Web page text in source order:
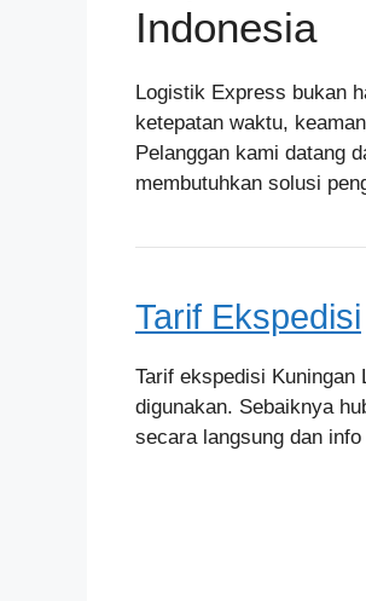
Indonesia
Logistik Express bukan
ketepatan waktu,
Pelanggan kami datang
membutuhkan solusi
Tarif Ekspedisi
Tarif ekspedisi Kuningan
digunakan. Sebaiknya
secara langsung dan